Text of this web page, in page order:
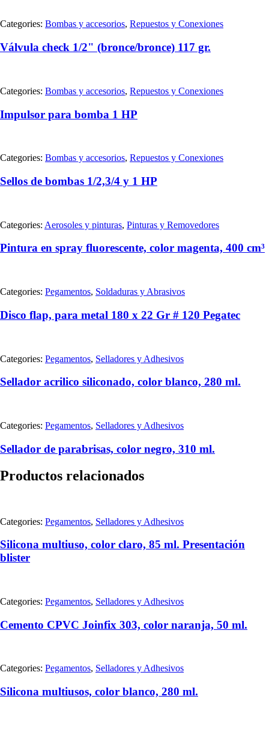
Categories: Bombas y accesorios, Repuestos y Conexiones
Válvula check 1/2" (bronce/bronce) 117 gr.
Categories: Bombas y accesorios, Repuestos y Conexiones
Impulsor para bomba 1 HP
Categories: Bombas y accesorios, Repuestos y Conexiones
Sellos de bombas 1/2,3/4 y 1 HP
Categories: Aerosoles y pinturas, Pinturas y Removedores
Pintura en spray fluorescente, color magenta, 400 cm³
Categories: Pegamentos, Soldaduras y Abrasivos
Disco flap, para metal 180 x 22 Gr # 120 Pegatec
Categories: Pegamentos, Selladores y Adhesivos
Sellador acrilico siliconado, color blanco, 280 ml.
Categories: Pegamentos, Selladores y Adhesivos
Sellador de parabrisas, color negro, 310 ml.
Productos relacionados
Categories: Pegamentos, Selladores y Adhesivos
Silicona multiuso, color claro, 85 ml. Presentación
blister
Categories: Pegamentos, Selladores y Adhesivos
Cemento CPVC Joinfix 303, color naranja, 50 ml.
Categories: Pegamentos, Selladores y Adhesivos
Silicona multiusos, color blanco, 280 ml.